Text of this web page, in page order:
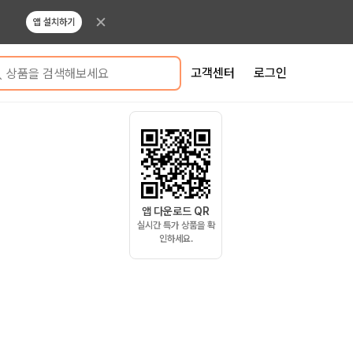
앱 설치하기
상품을 검색해보세요 고객센터 로그인
앱 다운로드 QR
실시간 특가 상품을 확
인하세요.